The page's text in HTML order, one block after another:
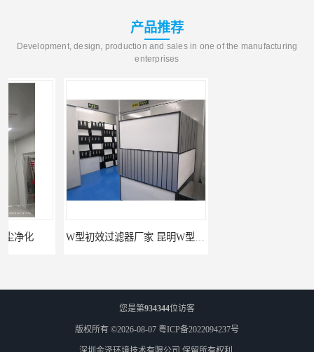
产品推荐
Development, design, production and sales in one of the manufacturing
enterprises
W型初效过滤器厂家 昆明W型初效过滤器厂 金泽
您是第934344位访客
版权所有 ©2026-08-07 粤ICP备2022094237号